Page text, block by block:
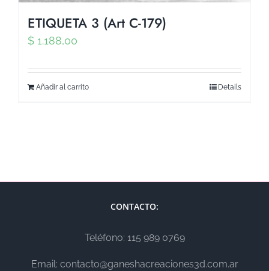
ETIQUETA 3 (Art C-179)
$ 1.188,00
Añadir al carrito Details
CONTACTO:
Teléfono: 115 989 0769
Email: contacto@ganeshacreaciones3d.com.ar